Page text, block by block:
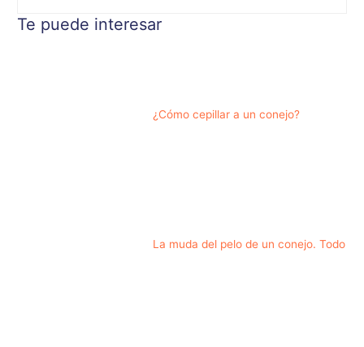
Te puede interesar
¿Cómo cepillar a un conejo?
La muda del pelo de un conejo. Todo